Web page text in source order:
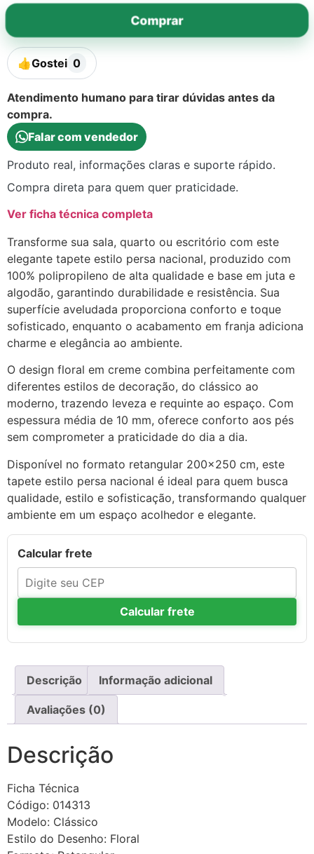
Comprar
👍Gostei 0
Atendimento humano para tirar dúvidas antes da
compra.
Falar com vendedor
Produto real, informações claras e suporte rápido.
Compra direta para quem quer praticidade.
Ver ficha técnica completa
Transforme sua sala, quarto ou escritório com este
elegante tapete estilo persa nacional, produzido com
100% polipropileno de alta qualidade e base em juta e
algodão, garantindo durabilidade e resistência. Sua
superfície aveludada proporciona conforto e toque
sofisticado, enquanto o acabamento em franja adiciona
charme e elegância ao ambiente.
O design floral em creme combina perfeitamente com
diferentes estilos de decoração, do clássico ao
moderno, trazendo leveza e requinte ao espaço. Com
espessura média de 10 mm, oferece conforto aos pés
sem comprometer a praticidade do dia a dia.
Disponível no formato retangular 200×250 cm, este
tapete estilo persa nacional é ideal para quem busca
qualidade, estilo e sofisticação, transformando qualquer
ambiente em um espaço acolhedor e elegante.
Calcular frete
Calcular frete
Descrição Informação adicional
Avaliações (0)
Descrição
Ficha Técnica
Código: 014313
Modelo: Clássico
Estilo do Desenho: Floral